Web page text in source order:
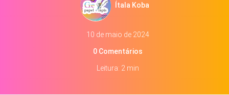
Ítala Koba
10 de maio de 2024
0 Comentários
Leitura: 2 min